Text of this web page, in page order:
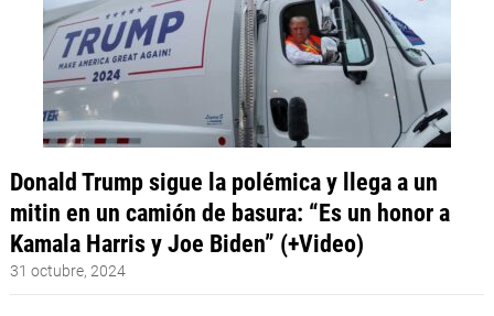
Donald Trump sigue la polémica y llega a un
mitin en un camión de basura: “Es un honor a
Kamala Harris y Joe Biden” (+Video)
31 octubre, 2024